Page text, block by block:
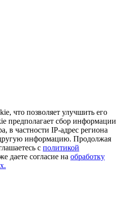
что позволяет улучшить его
предполагает сбор информации
в частности IP-адрес региона
информацию. Продолжая
с политикой
даете согласие на обработку